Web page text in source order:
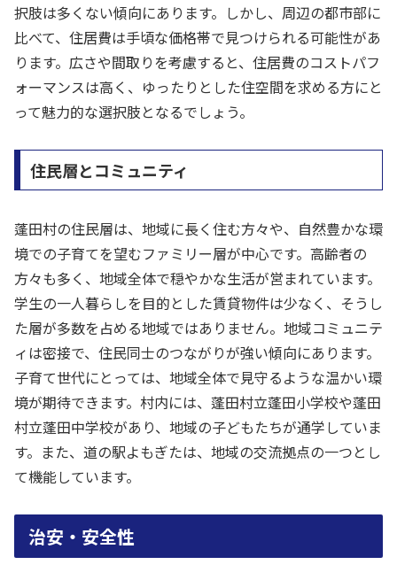
択肢は多くない傾向にあります。しかし、周辺の都市部に
比べて、住居費は手頃な価格帯で見つけられる可能性があ
ります。広さや間取りを考慮すると、住居費のコストパフ
ォーマンスは高く、ゆったりとした住空間を求める方にと
って魅力的な選択肢となるでしょう。
住民層とコミュニティ
蓬田村の住民層は、地域に長く住む方々や、自然豊かな環
境での子育てを望むファミリー層が中心です。高齢者の
方々も多く、地域全体で穏やかな生活が営まれています。
学生の一人暮らしを目的とした賃貸物件は少なく、そうし
た層が多数を占める地域ではありません。地域コミュニテ
ィは密接で、住民同士のつながりが強い傾向にあります。
子育て世代にとっては、地域全体で見守るような温かい環
境が期待できます。村内には、蓬田村立蓬田小学校や蓬田
村立蓬田中学校があり、地域の子どもたちが通学していま
す。また、道の駅よもぎたは、地域の交流拠点の一つとし
て機能しています。
治安・安全性